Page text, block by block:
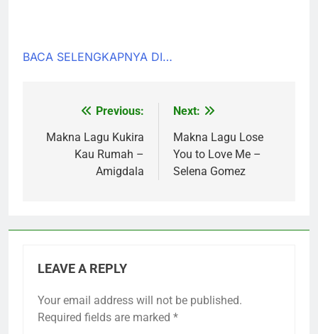
BACA SELENGKAPNYA DI…
navigation
Previous:
Makna Lagu Kukira
Kau Rumah –
Amigdala
Next:
Makna Lagu Lose
You to Love Me –
Selena Gomez
LEAVE A REPLY
Your email address will not be published.
Required fields are marked *